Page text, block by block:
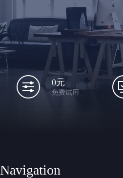
0元
免费试用
Navigation